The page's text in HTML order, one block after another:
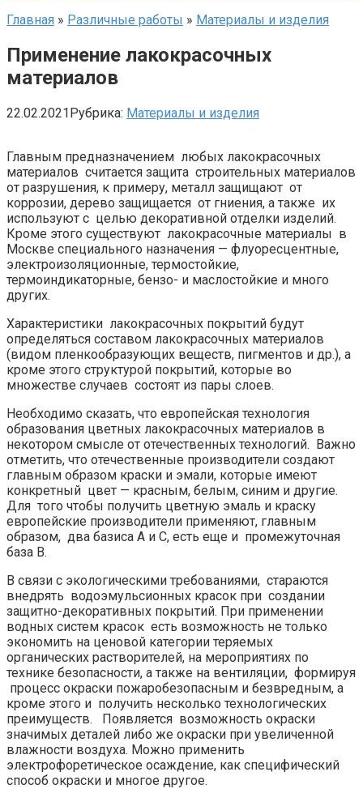
Главная » Различные работы » Материалы и изделия
Применение лакокрасочных
материалов
22.02.2021Рубрика: Материалы и изделия
Главным предназначением любых лакокрасочных
материалов считается защита строительных материалов
от разрушения, к примеру, металл защищают от
коррозии, дерево защищается от гниения, а также их
используют с целью декоративной отделки изделий.
Кроме этого существуют лакокрасочные материалы в
Москве специального назначения — флуоресцентные,
электроизоляционные, термостойкие,
термоиндикаторные, бензо- и маслостойкие и много
других.
Характеристики лакокрасочных покрытий будут
определяться составом лакокрасочных материалов
(видом пленкообразующих веществ, пигментов и др.), а
кроме этого структурой покрытий, которые во
множестве случаев состоят из пары слоев.
Необходимо сказать, что европейская технология
образования цветных лакокрасочных материалов в
некотором смысле от отечественных технологий. Важно
отметить, что отечественные производители создают
главным образом краски и эмали, которые имеют
конкретный цвет — красным, белым, синим и другие.
Для того чтобы получить цветную эмаль и краску
европейские производители применяют, главным
образом, два базиса А и С, есть еще и промежуточная
база В.
В связи с экологическими требованиями, стараются
внедрять водоэмульсионных красок при создании
защитно-декоративных покрытий. При применении
водных систем красок есть возможность не только
экономить на ценовой категории теряемых
органических растворителей, на мероприятиях по
технике безопасности, а также на вентиляции, формируя
процесс окраски пожаробезопасным и безвредным, а
кроме этого и получить несколько технологических
преимуществ. Появляется возможность окраски
значимых деталей либо же окраски при увеличенной
влажности воздуха. Можно применить
электрофоретическое осаждение, как специфический
способ окраски и многое другое.